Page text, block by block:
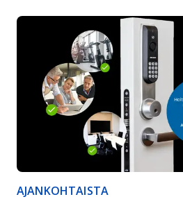
AJANKOHTAISTA